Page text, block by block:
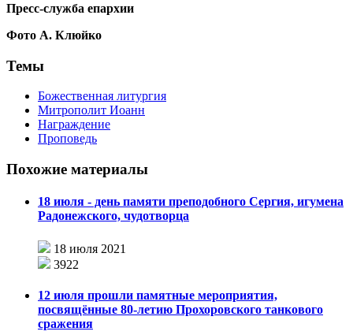
Пресс-служба епархии
Фото А. Клюйко
Темы
Божественная литургия
Митрополит Иоанн
Награждение
Проповедь
Похожие материалы
18 июля - день памяти преподобного Сергия, игумена
Радонежского, чудотворца
18 июля 2021
3922
12 июля прошли памятные мероприятия,
посвящённые 80-летию Прохоровского танкового
сражения